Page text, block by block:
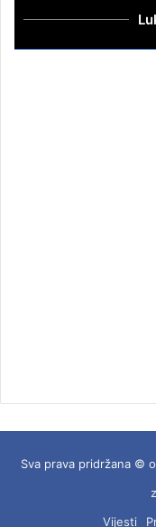
Sva prava pridržana ©
Vijesti